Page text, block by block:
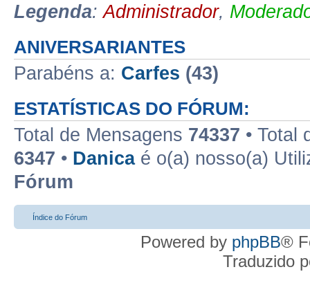
Legenda:Administrador,
ANIVERSARIANTES
Parabéns a: Carfes (43)
ESTATÍSTICAS DO FÓRUM:
Total de Mensagens 74337 • Total
6347 • Danicaé o(a) nosso(a)
Fórum
Índice do Fórum
Powered by phpBB®
Traduzido